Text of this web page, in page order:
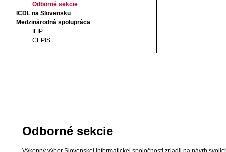
Odborné sekcie
ICDL na Slovensku
Medzinárodná spolupráca
IFIP
CEPIS
Odborné sekcie